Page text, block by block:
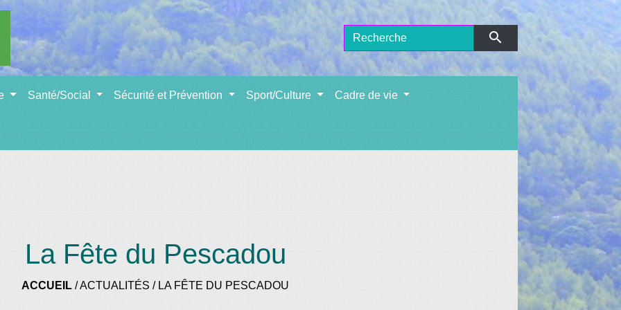
search
Santé/Social Sécurité et Prévention Sport/Culture Cadre de vie
La Fête du Pescadou
ACCUEIL /ACTUALITÉS / LA FÊTE DU PESCADOU